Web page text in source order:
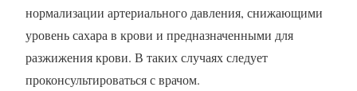
нормализации артериального давления, снижающими
уровень сахара в крови и предназначенными для
разжижения крови. В таких случаях следует
проконсультироваться с врачом.